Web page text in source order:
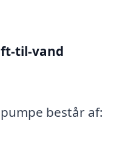
til-vand
består af: